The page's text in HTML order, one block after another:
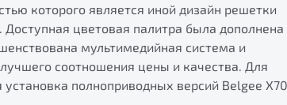
которого является иной дизайн решетки
цветовая палитра была дополнена
мультимедийная система и
соотношения цены и качества. Для
полноприводных версий Belgee X70